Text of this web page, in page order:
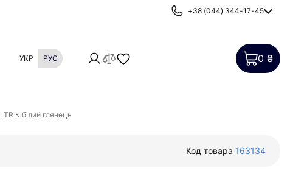
+38 (044) 344-17-45
УКР РУС 0 ₴
К білий глянець
Код товара 163134